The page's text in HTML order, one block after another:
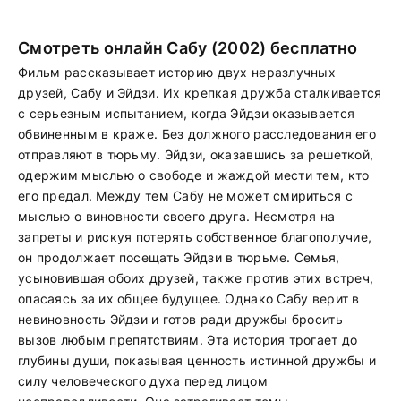
Смотреть онлайн Сабу (2002) бесплатно
Фильм рассказывает историю двух неразлучных
друзей, Сабу и Эйдзи. Их крепкая дружба сталкивается
с серьезным испытанием, когда Эйдзи оказывается
обвиненным в краже. Без должного расследования его
отправляют в тюрьму. Эйдзи, оказавшись за решеткой,
одержим мыслью о свободе и жаждой мести тем, кто
его предал. Между тем Сабу не может смириться с
мыслью о виновности своего друга. Несмотря на
запреты и рискуя потерять собственное благополучие,
он продолжает посещать Эйдзи в тюрьме. Семья,
усыновившая обоих друзей, также против этих встреч,
опасаясь за их общее будущее. Однако Сабу верит в
невиновность Эйдзи и готов ради дружбы бросить
вызов любым препятствиям. Эта история трогает до
глубины души, показывая ценность истинной дружбы и
силу человеческого духа перед лицом